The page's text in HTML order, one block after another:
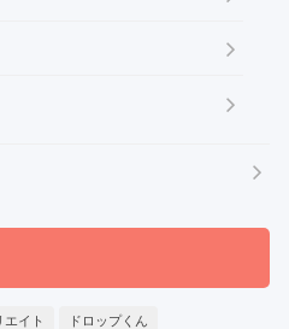
イト
ドロップくん